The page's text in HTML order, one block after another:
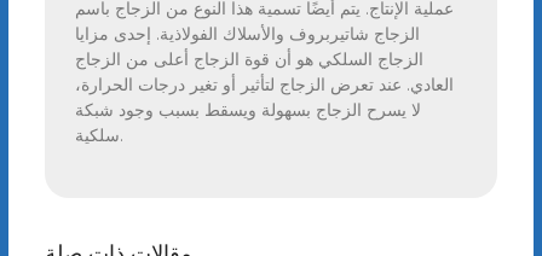
عملية الإنتاج. يتم أيضًا تسمية هذا النوع من الزجاج باسم
الزجاج شاتيربروف والأسلاك الفولاذية. إحدى مزايا
الزجاج السلكي هو أن قوة الزجاج أعلى من الزجاج
العادي. عند تعرض الزجاج لتأثير أو تغير درجات الحرارة،
لا يسرح الزجاج بسهولة ويسقط بسبب وجود شبكة
سلكية.